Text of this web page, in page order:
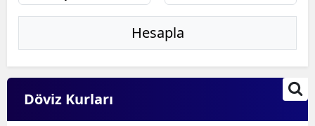
Hesapla
Döviz Kurları